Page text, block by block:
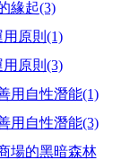
緣起(3)
原則(1)
原則(3)
用自性潛能(1)
用自性潛能(3)
場的黑暗森林